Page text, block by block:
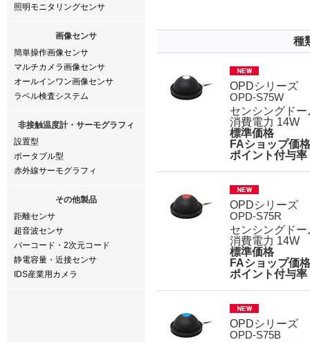
照明モニタリングセンサ
画像センサ
簡単操作画像センサ
マルチカメラ画像センサ
オールインワン画像センサ
ラベル検査システム
非接触温度計・サーモグラフィ
設置型
ポータブル型
赤外線サーモグラフィ
その他製品
距離センサ
超音波センサ
バーコード・2次元コード
静電容量・近接センサ
IDS産業用カメラ
種
OPDシリーズ
OPD-S75W
センシングド
消費電力 14W
標準価格
FAショップ価格
ポイント付与率
OPDシリーズ
OPD-S75R
センシングド
消費電力 14W
標準価格
FAショップ価格
ポイント付与率
OPDシリーズ
OPD-S75B